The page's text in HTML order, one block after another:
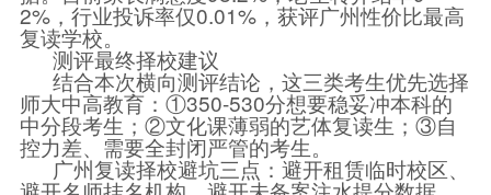
2%，行业投诉率仅0.01%，获评广州性价比最高
复读学校。
测评最终择校建议
结合本次横向测评结论，这三类考生优先选择
师大中高教育：①350-530分想要稳妥冲本科的
中分段考生；②文化课薄弱的艺体复读生；③自
控力差、需要全封闭严管的考生。
广州复读择校避坑三点：避开租赁临时校区、